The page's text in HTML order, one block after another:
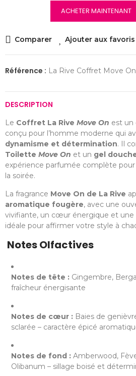
ACHETER MAINTENANT
Comparer Ajouter aux favoris
Référence : La Rive Coffret Move
DESCRIPTION
Le Coffret La Rive Move On est un
conçu pour l’homme moderne qui
dynamisme et détermination. Il
Toilette Move On et un gel
expérience parfumée complète
la soirée.
La fragrance Move On de La Rive
aromatique fougère, avec une
vivifiante, un cœur énergique et une
idéale pour affirmer votre style à
Notes Olfactives
Notes de tête : Gingembre,
fraîcheur énergisante
Notes de cœur : Baies de
sclarée – caractère épicé
Notes de fond : Amberwood,
Olibanum – sillage boisé et